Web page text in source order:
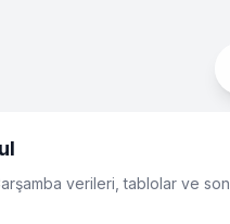
verileri, tablolar ve son